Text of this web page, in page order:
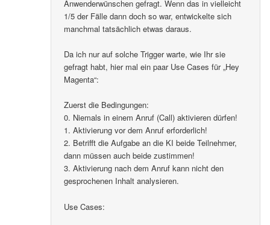
Anwenderwünschen gefragt. Wenn das in vielleicht
1/5 der Fälle dann doch so war, entwickelte sich
manchmal tatsächlich etwas daraus.
Da ich nur auf solche Trigger warte, wie Ihr sie
gefragt habt, hier mal ein paar Use Cases für „Hey
Magenta“:
Zuerst die Bedingungen:
0. Niemals in einem Anruf (Call) aktivieren dürfen!
1. Aktivierung vor dem Anruf erforderlich!
2. Betrifft die Aufgabe an die KI beide Teilnehmer,
dann müssen auch beide zustimmen!
3. Aktivierung nach dem Anruf kann nicht den
gesprochenen Inhalt analysieren.
Use Cases: